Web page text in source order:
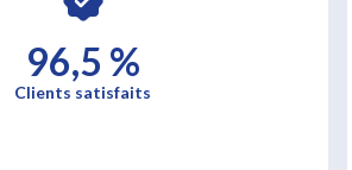
96,5 %
Clients satisfaits